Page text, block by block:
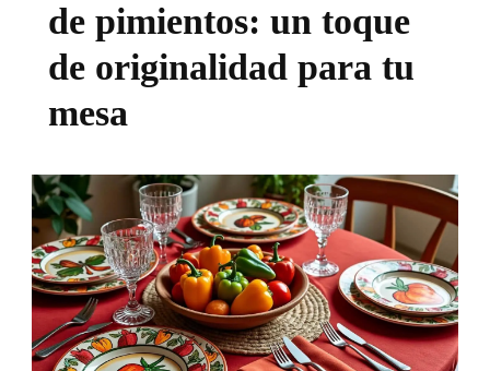
de pimientos: un toque
de originalidad para tu
mesa